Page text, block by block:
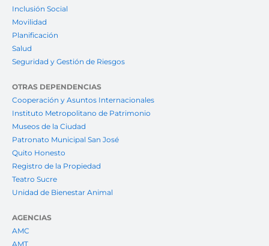
Inclusión Social
Movilidad
Planificación
Salud
Seguridad y Gestión de Riesgos
OTRAS DEPENDENCIAS
Cooperación y Asuntos Internacionales
Instituto Metropolitano de Patrimonio
Museos de la Ciudad
Patronato Municipal San José
Quito Honesto
Registro de la Propiedad
Teatro Sucre
Unidad de Bienestar Animal
AGENCIAS
AMC
AMT